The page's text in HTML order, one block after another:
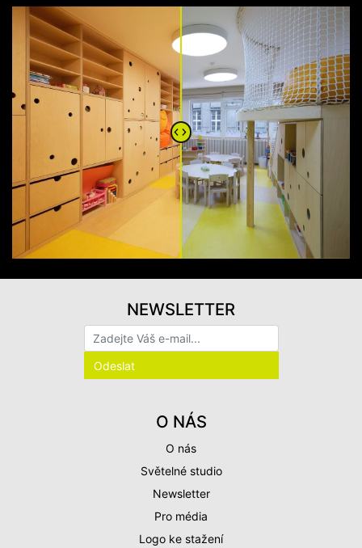
O NÁS
O nás
Světelné studio
Newsletter
Pro média
Logo ke stažení
NEWSLETTER